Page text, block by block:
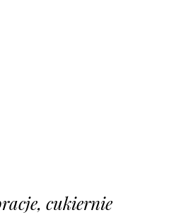
cukiernie